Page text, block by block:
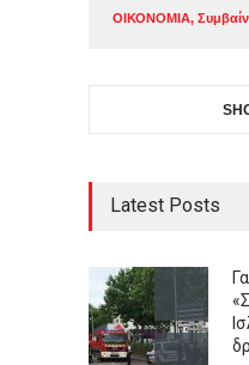
ΟΙΚΟΝΟΜΙΑ,
Latest Posts